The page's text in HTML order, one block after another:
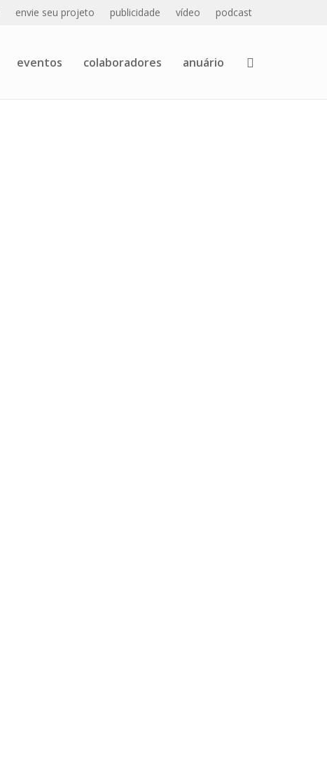
envie seu projeto publicidade vídeo podcast
eventos colaboradores anuário